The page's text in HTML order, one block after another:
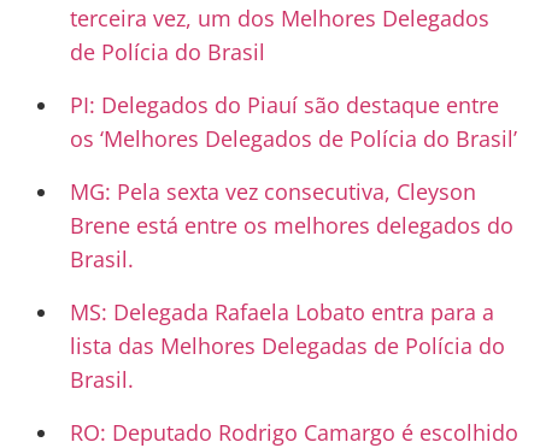
terceira vez, um dos Melhores Delegados
de Polícia do Brasil
PI: Delegados do Piauí são destaque entre
os ‘Melhores Delegados de Polícia do Brasil’
MG: Pela sexta vez consecutiva, Cleyson
Brene está entre os melhores delegados do
Brasil.
MS: Delegada Rafaela Lobato entra para a
lista das Melhores Delegadas de Polícia do
Brasil.
RO: Deputado Rodrigo Camargo é escolhido